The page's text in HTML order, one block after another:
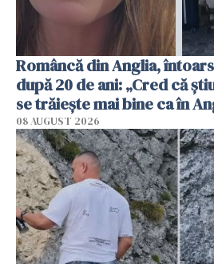
Româncă din Anglia,
după 20 de ani: „Cred că
se trăiește mai bine ca în
08 AUGUST 2026